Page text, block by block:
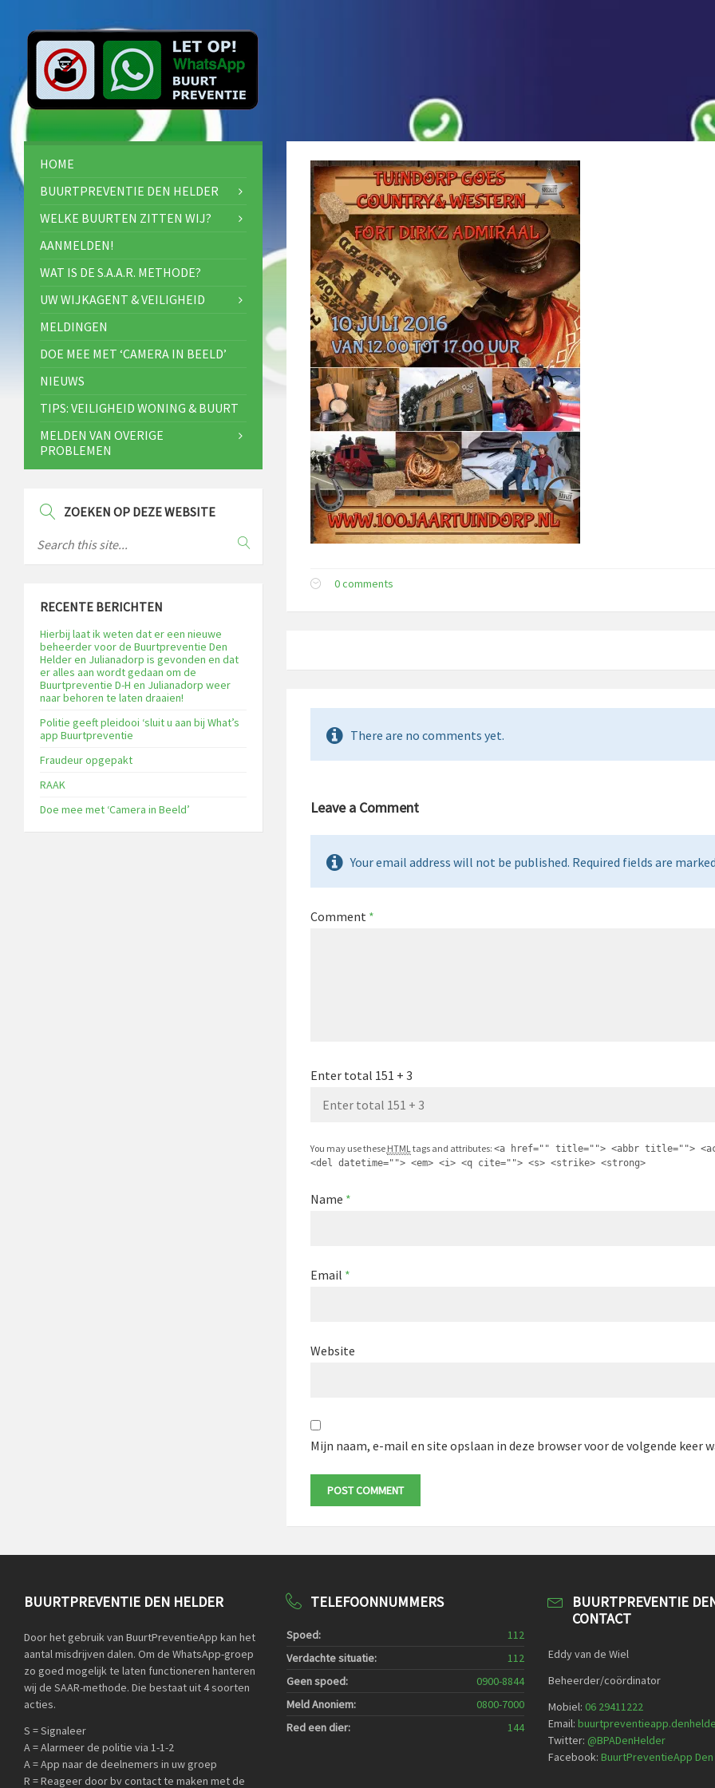
0 comments
There are no comments yet.
Leave a Comment
Your email address will not be published. Required fields are
Comment *
Enter total 151 + 3
You may use these HTMLtags and attributes: <a href="" title=""> <abbr title="">
<del datetime=""> <em> <i> <q cite=""> <s> <strike> <strong>
Name *
Email *
Website
Mijn naam, e-mail en site opslaan in deze browser voor de volgende keer
HOME
BUURTPREVENTIE DEN HELDER
WELKE BUURTEN ZITTEN WIJ?
AANMELDEN!
WAT IS DE S.A.A.R. METHODE?
UW WIJKAGENT & VEILIGHEID
MELDINGEN
DOE MEE MET ‘CAMERA IN BEELD’
NIEUWS
TIPS: VEILIGHEID WONING & BUURT
MELDEN VAN OVERIGE
PROBLEMEN
ZOEKEN OP DEZE WEBSITE
RECENTE BERICHTEN
Hierbij laat ik weten dat er een nieuwe
beheerder voor de Buurtpreventie Den
Helder en Julianadorp is gevonden en dat
er alles aan wordt gedaan om de
Buurtpreventie D-H en Julianadorp weer
naar behoren te laten draaien!
Politie geeft pleidooi ‘sluit u aan bij What’s
app Buurtpreventie
Fraudeur opgepakt
RAAK
Doe mee met ‘Camera in Beeld’
BUURTPREVENTIE DEN HELDER
Door het gebruik van BuurtPreventieApp kan het
aantal misdrijven dalen. Om de WhatsApp-groep
zo goed mogelijk te laten functioneren hanteren
wij de SAAR-methode. Die bestaat uit 4 soorten
acties.
S = Signaleer
A = Alarmeer de politie via 1-1-2
A = App naar de deelnemers in uw groep
R = Reageer door bv contact te maken met de
TELEFOONNUMMERS
Spoed:
112
Verdachte situatie:
112
Geen spoed:
0900-8844
Meld Anoniem:
0800-7000
Red een dier:
144
BUURTPREVENTIE
CONTACT
Eddy van de Wiel
Beheerder/coördinator
Mobiel: 06 29411222
Email:
Twitter: @BPADenHelder
Facebook: BuurtPreventieApp